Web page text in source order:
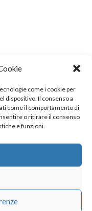
come i cookie per
dispositivo. Il consenso a
come il comportamento di
o ritirare il consenso
e funzioni.
2024